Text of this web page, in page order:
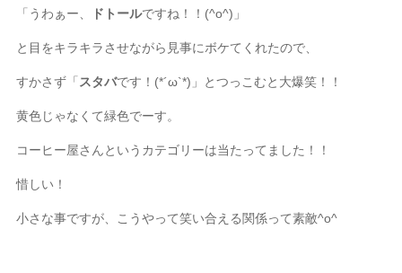
「うわぁー、 ドトールですね！！(^o^)」
と目をキラキラさせながら見事にボケてくれたので、
すかさず「 スタバです！(*´ω`*)」とつっこむと大爆笑！！
黄色じゃなくて緑色でーす。
コーヒー屋さんというカテゴリーは当たってました！！
惜しい！
小さな事ですが、こうやって笑い合える関係って素敵^o^